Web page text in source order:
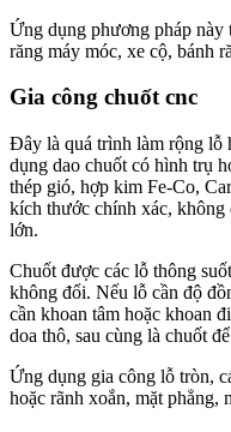
Ứng dụng phương pháp này
răng máy móc, xe cộ, bánh
Gia công chuốt cnc
Đây là quá trình làm rộng lỗ
dụng dao chuốt có hình trụ
thép gió, hợp kim Fe-Co,
kích thước chính xác,
lớn.
Chuốt được các lỗ thông
không đổi. Nếu lỗ cần độ
cần khoan tâm hoặc khoan
doa thô, sau cùng là chuốt
Ứng dụng gia công lỗ tròn,
hoặc rãnh xoắn, mặt phẳng,